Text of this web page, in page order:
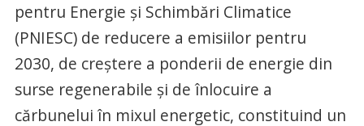
pentru Energie și Schimbări Climatice
(PNIESC) de reducere a emisiilor pentru
2030, de creștere a ponderii de energie din
surse regenerabile și de înlocuire a
cărbunelui în mixul energetic, constituind un